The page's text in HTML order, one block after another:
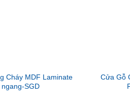
Cháy MDF Laminate
ngang-SGD
Cửa Gỗ